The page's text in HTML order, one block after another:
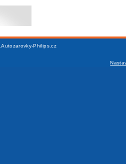
Philips.cz